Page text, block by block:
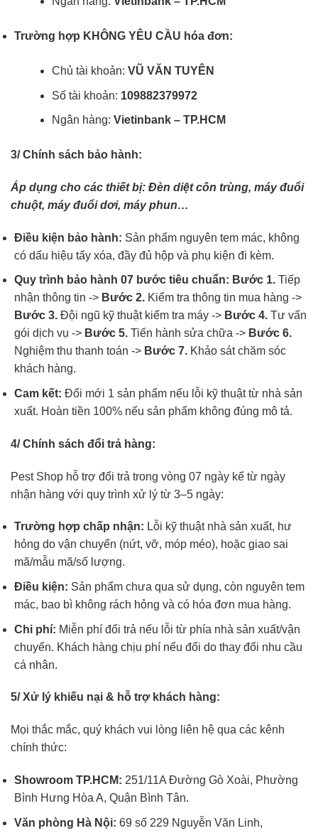
Trường hợp KHÔNG YÊU CẦU hóa đơn:
Chủ tài khoản: VŨ VĂN TUYÊN
Số tài khoản: 109882379972
Ngân hàng: Vietinbank – TP.HCM
3/ Chính sách bảo hành:
Áp dụng cho các thiết bị: Đèn diệt côn trùng, máy đuổi
chuột, máy đuổi dơi, máy phun…
Điều kiện bảo hành: Sản phẩm nguyên tem mác, không
có dấu hiệu tẩy xóa, đầy đủ hộp và phụ kiện đi kèm.
Quy trình bảo hành 07 bước tiêu chuẩn: Bước 1. Tiếp
nhận thông tin -> Bước 2. Kiểm tra thông tin mua hàng ->
Bước 3. Đội ngũ kỹ thuật kiểm tra máy -> Bước 4. Tư vấn
gói dịch vụ -> Bước 5. Tiến hành sửa chữa -> Bước 6.
Nghiệm thu thanh toán -> Bước 7. Khảo sát chăm sóc
khách hàng.
Cam kết: Đổi mới 1 sản phẩm nếu lỗi kỹ thuật từ nhà sản
xuất. Hoàn tiền 100% nếu sản phẩm không đúng mô tả.
4/ Chính sách đổi trả hàng:
Pest Shop hỗ trợ đổi trả trong vòng 07 ngày kể từ ngày
nhận hàng với quy trình xử lý từ 3–5 ngày:
Trường hợp chấp nhận: Lỗi kỹ thuật nhà sản xuất, hư
hỏng do vận chuyển (nứt, vỡ, móp méo), hoặc giao sai
mã/mẫu mã/số lượng.
Điều kiện: Sản phẩm chưa qua sử dụng, còn nguyên tem
mác, bao bì không rách hỏng và có hóa đơn mua hàng.
Chi phí: Miễn phí đổi trả nếu lỗi từ phía nhà sản xuất/vận
chuyển. Khách hàng chịu phí nếu đổi do thay đổi nhu cầu
cá nhân.
5/ Xử lý khiếu nại & hỗ trợ khách hàng:
Mọi thắc mắc, quý khách vui lòng liên hệ qua các kênh
chính thức:
Showroom TP.HCM: 251/11A Đường Gò Xoài, Phường
Bình Hưng Hòa A, Quận Bình Tân.
Văn phòng Hà Nội: 69 số 229 Nguyễn Văn Linh,